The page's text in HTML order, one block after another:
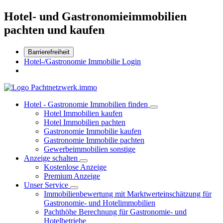
Hotel- und Gastronomieimmobilien
pachten und kaufen
Barrierefreiheit
Hotel-/Gastronomie Immobilie Login
Hotel - Gastronomie Immobilien finden
Hotel Immobilien kaufen
Hotel Immobilien pachten
Gastronomie Immobilie kaufen
Gastronomie Immobilie pachten
Gewerbeimmobilien sonstige
Anzeige schalten
Kostenlose Anzeige
Premium Anzeige
Unser Service
Immobilienbewertung mit Marktwerteinschätzung für
Gastronomie- und Hotelimmobilien
Pachthöhe Berechnung für Gastronomie- und
Hotelbetriebe